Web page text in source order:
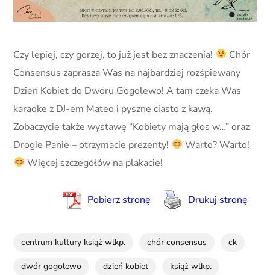
Czy lepiej, czy gorzej, to już jest bez znaczenia!
Chór
Consensus zaprasza Was na najbardziej rozśpiewany
Dzień Kobiet do Dworu Gogolewo! A tam czeka Was
karaoke z DJ-em Mateo i pyszne ciasto z kawą.
Zobaczycie także wystawę “Kobiety mają głos w…” oraz
Drogie Panie – otrzymacie prezenty!
Warto? Warto!
Więcej szczegółów na plakacie!
Pobierz stronę Drukuj stronę
centrum kultury książ wlkp. chór consensus ck
dwór gogolewo dzień kobiet książ wlkp.